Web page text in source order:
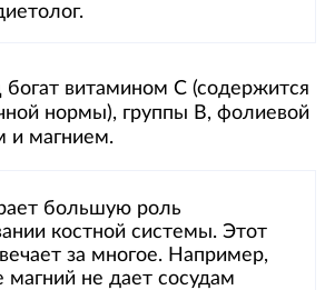
витамином С (содержится
нормы), группы В, фолиевой
и магнием.
большую роль
костной системы. Этот
за многое. Например,
магний не дает сосудам